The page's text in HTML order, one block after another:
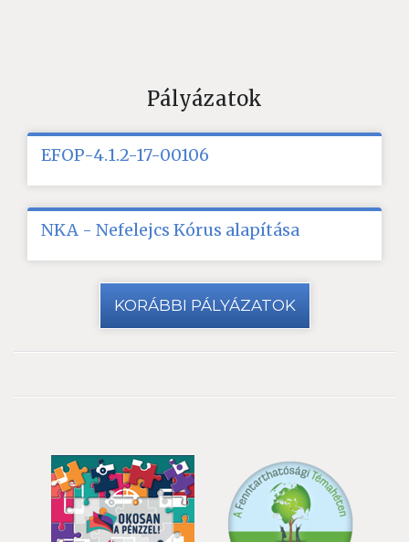
Pályázatok
EFOP-4.1.2-17-00106
NKA - Nefelejcs Kórus alapítása
KORÁBBI PÁLYÁZATOK